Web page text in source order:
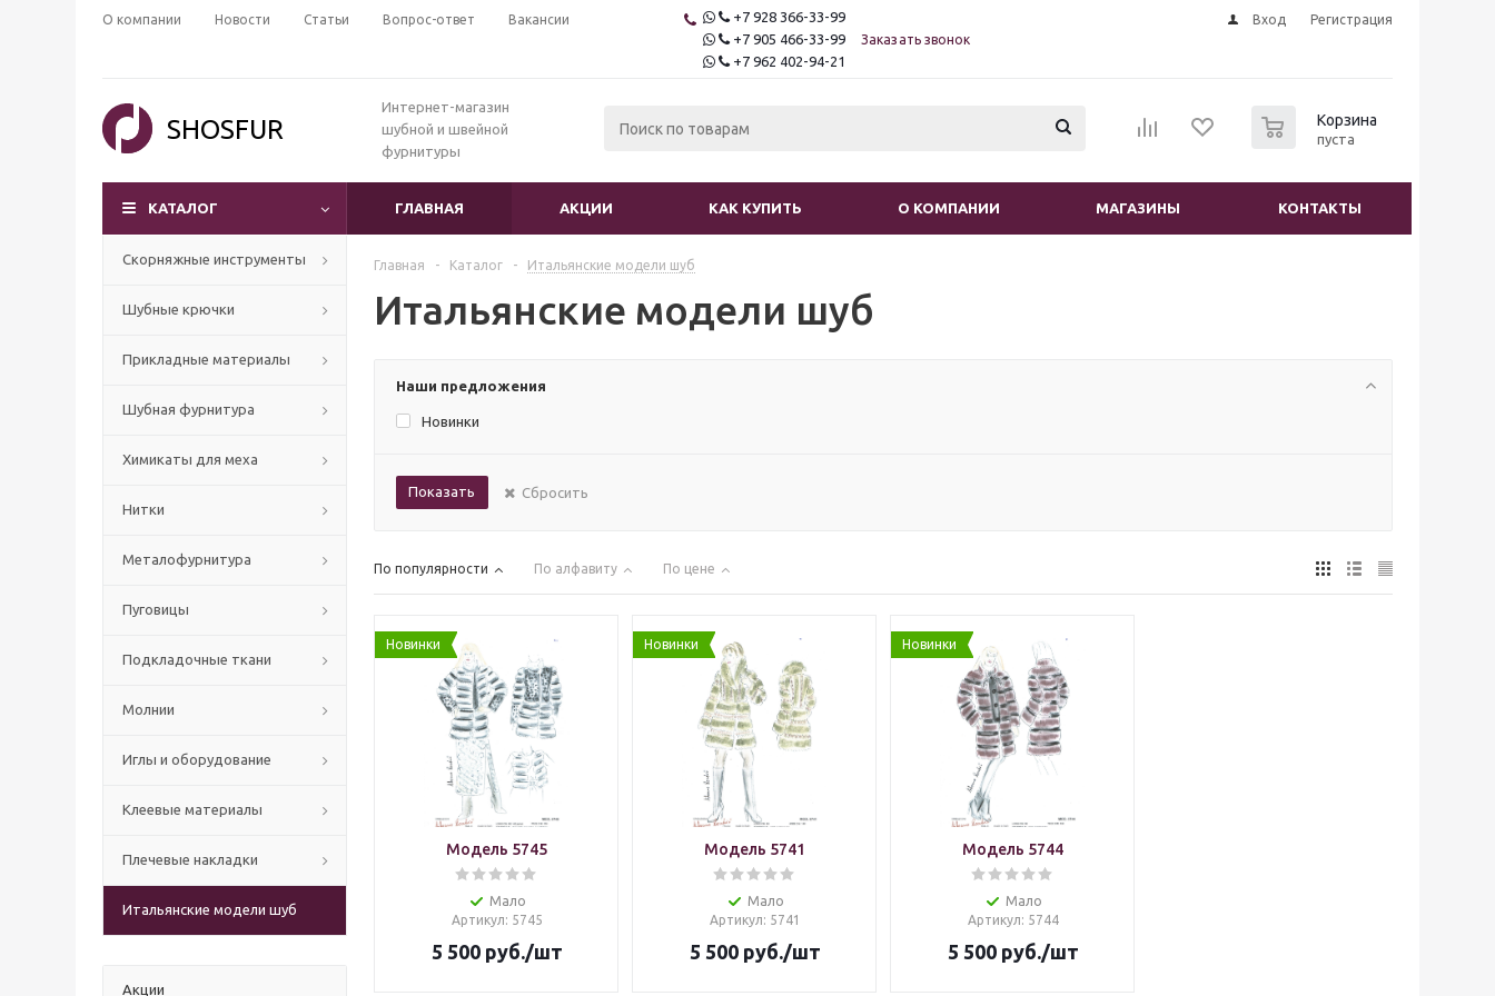
О компании Новости Статьи Вопрос-ответ Вакансии
+7 928 366-33-99
+7 905 466-33-99
+7 962 402-94-21
Заказать звонок
Вход Регистрация
SHOSFUR
Интернет-магазин
шубной и швейной
фурнитуры
Корзина
пуста
КАТАЛОГ ГЛАВНАЯ АКЦИИ КАК КУПИТЬ О КОМПАНИИ МАГАЗИНЫ КОНТАКТЫ
Скорняжные инструменты
Шубные крючки
Прикладные материалы
Шубная фурнитура
Химикаты для меха
Нитки
Mеталофурнитура
Пуговицы
Подкладочные ткани
Молнии
Иглы и оборудование
Клеевые материалы
Плечевые накладки
Итальянские модели шуб
Акции
Главная - Каталог - Итальянские модели шуб
Итальянские модели шуб
Наши предложения
Новинки
Показать Сбросить
По популярности По алфавиту По цене
Новинки
Модель 5745
Мало
Артикул: 5745
5 500руб./шт
Новинки
Модель 5741
Мало
Артикул: 5741
5 500руб./шт
Новинки
Модель 5744
Мало
Артикул: 5744
5 500руб./шт